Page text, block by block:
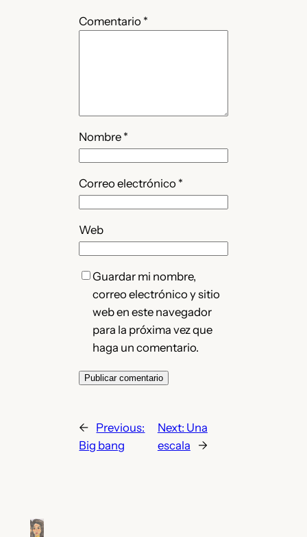
Comentario *
Nombre *
Correo electrónico *
Web
Guardar mi nombre,
correo electrónico y sitio
web en este navegador
para la próxima vez que
haga un comentario.
← Previous:
Big bang
Next: Una
escala
→